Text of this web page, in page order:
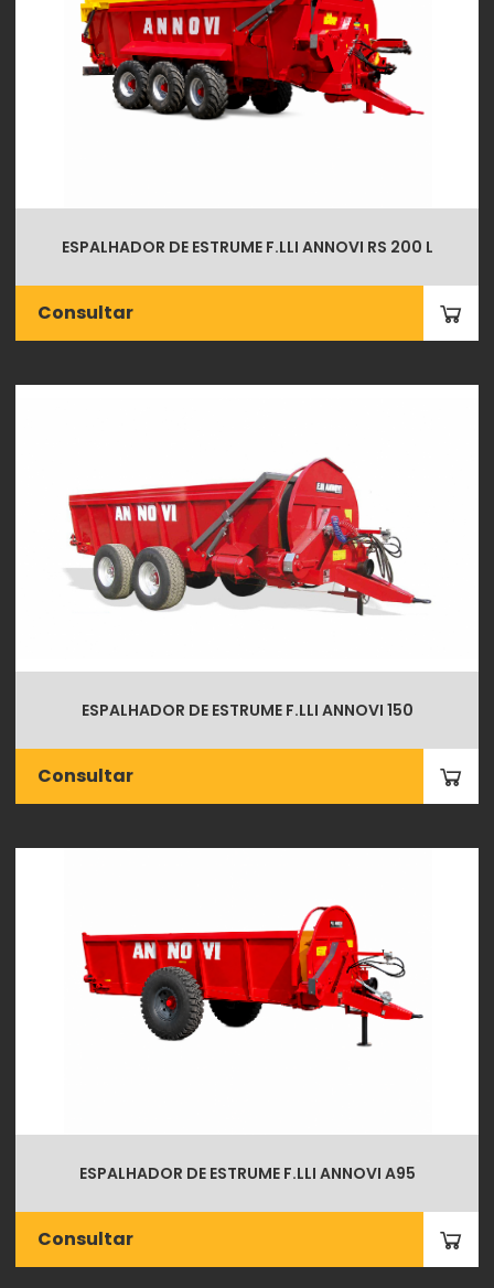
ESPALHADOR DE ESTRUME F.LLI ANNOVI RS 200 L
Consultar
ESPALHADOR DE ESTRUME F.LLI ANNOVI 150
Consultar
ESPALHADOR DE ESTRUME F.LLI ANNOVI A95
Consultar